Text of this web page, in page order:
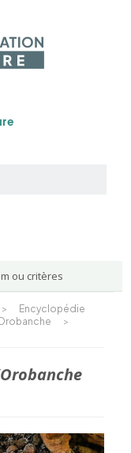
ou critères
>
Encyclopédie
>